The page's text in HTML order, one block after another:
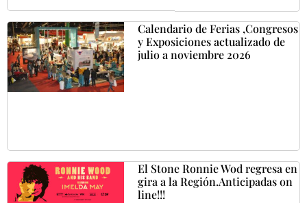
Calendario de Ferias ,Congresos
y Exposiciones actualizado de
julio a noviembre 2026
El Stone Ronnie Wod regresa en
gira a la Región.Anticipadas on
line!!!